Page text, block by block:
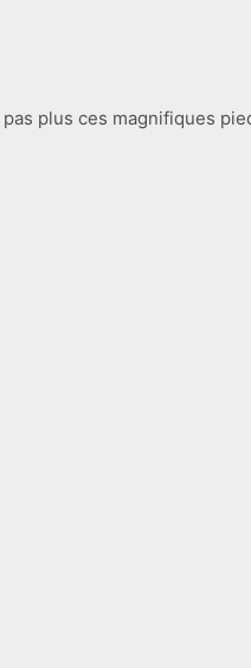
plus ces magnifiques